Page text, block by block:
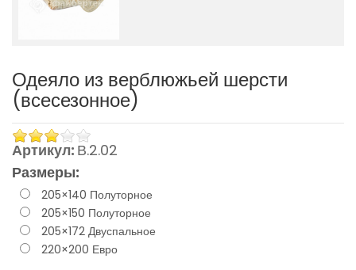
Одеяло из верблюжьей шерсти
(всесезонное)
Артикул: В.2.02
Размеры:
205×140 Полуторное
205×150 Полуторное
205×172 Двуспальное
220×200 Евро
3
2